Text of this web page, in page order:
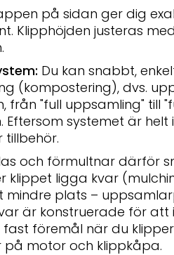
på sidan ger dig
Klipphöjden justeras
Du kan snabbt,
(kompostering), dvs.
från "full uppsamling" till
systemet är helt
tillbehör.
och förmultnar därför
ligga kvar
plats –
är konstruerade för att
föremål när du
på motor och klippkåpa.